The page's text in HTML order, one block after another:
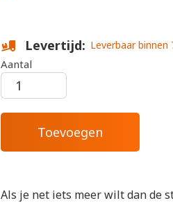
Levertijd Leverbaar binnen
Aantal
Als je net iets meer wilt dan de